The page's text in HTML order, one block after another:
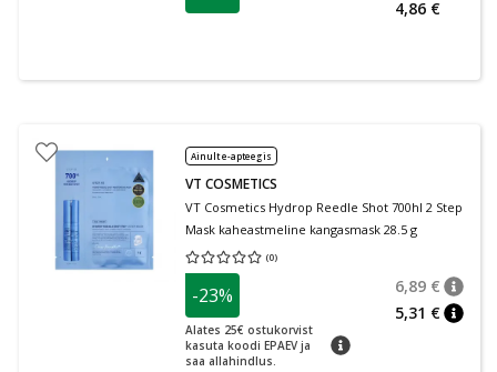
4,86 €
Ainult e-apteegis
VT COSMETICS
VT Cosmetics Hydrop Reedle Shot 700hl 2 Step
Mask kaheastmeline kangasmask 28.5 g
(0)
Keskmine hinnang 0.00
-23%
Alates 25€ ostukorvist
kasuta koodi EPAEV ja
saa allahindlus.
nõuanne
6,89 €
5,31 €